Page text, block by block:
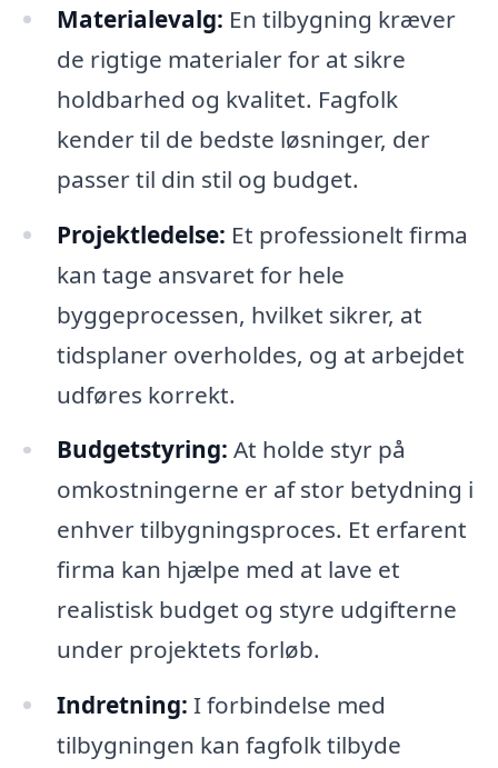
Materialevalg: En tilbygning kræver
de rigtige materialer for at sikre
holdbarhed og kvalitet. Fagfolk
kender til de bedste løsninger, der
passer til din stil og budget.
Projektledelse: Et professionelt firma
kan tage ansvaret for hele
byggeprocessen, hvilket sikrer, at
tidsplaner overholdes, og at arbejdet
udføres korrekt.
Budgetstyring: At holde styr på
omkostningerne er af stor betydning i
enhver tilbygningsproces. Et erfarent
firma kan hjælpe med at lave et
realistisk budget og styre udgifterne
under projektets forløb.
Indretning: I forbindelse med
tilbygningen kan fagfolk tilbyde